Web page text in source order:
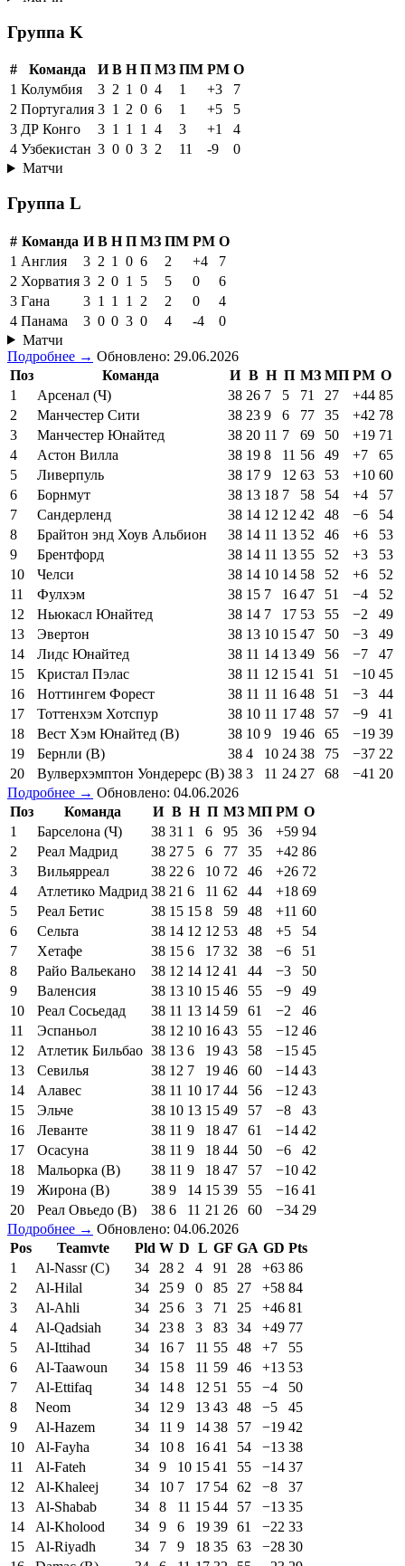
Группа K
# Команда И В Н П МЗ ПМ РМ О
1 Колумбия 3 2 1 0 4 1 +3
7
2 Португалия 3 1 2 0 6 1 +5
5
3 ДР Конго 3 1 1 1 4 3 +1
4
4 Узбекистан 3 0 0 3 2 11 -9
0
Матчи
Группа L
# Команда И В Н П МЗ ПМ РМ О
1 Англия 3 2 1 0 6 2 +4
7
2 Хорватия 3 2 0 1 5 5 0
6
3 Гана 3 1 1 1 2 2 0
4
4 Панама 3 0 0 3 0 4 -4
0
Матчи
Подробнее → Обновлено: 29.06.2026
Поз
Команда И В Н П МЗ МП РМ О
1
Арсенал (Ч) 38 26 7 5 71 27 +44 85
2
Манчестер Сити 38 23 9 6 77 35 +42 78
3
Манчестер Юнайтед 38 20 11 7 69 50 +19 71
4
Астон Вилла 38 19 8 11 56 49 +7
65
5
Ливерпуль 38 17 9 12 63 53 +10 60
6
Борнмут 38 13 18 7 58 54 +4
57
7
Сандерленд 38 14 12 12 42 48 −6
54
8
Брайтон энд Хоув Альбион 38 14 11 13 52 46 +6
53
9
Брентфорд 38 14 11 13 55 52 +3
53
10
Челси 38 14 10 14 58 52 +6
52
11
Фулхэм 38 15 7 16 47 51 −4
52
12
Ньюкасл Юнайтед 38 14 7 17 53 55 −2
49
13
Эвертон 38 13 10 15 47 50 −3
49
14
Лидс Юнайтед 38 11 14 13 49 56 −7
47
15
Кристал Пэлас 38 11 12 15 41 51 −10 45
16
Ноттингем Форест 38 11 11 16 48 51 −3
44
17
Тоттенхэм Хотспур 38 10 11 17 48 57 −9
41
18
Вест Хэм Юнайтед (В) 38 10 9 19 46 65 −19 39
19
Бернли (В) 38 4 10 24 38 75 −37 22
20
Вулверхэмптон Уондерерс (В) 38 3 11 24 27 68 −41 20
Подробнее → Обновлено: 04.06.2026
Поз
Команда И В Н П МЗ МП РМ О
1
Барселона (Ч) 38 31 1 6 95 36 +59 94
2
Реал Мадрид 38 27 5 6 77 35 +42 86
3
Вильярреал 38 22 6 10 72 46 +26 72
4
Атлетико Мадрид 38 21 6 11 62 44 +18 69
5
Реал Бетис 38 15 15 8 59 48 +11 60
6
Сельта 38 14 12 12 53 48 +5
54
7
Хетафе 38 15 6 17 32 38 −6
51
8
Райо Вальекано 38 12 14 12 41 44 −3
50
9
Валенсия 38 13 10 15 46 55 −9
49
10
Реал Сосьедад 38 11 13 14 59 61 −2
46
11
Эспаньол 38 12 10 16 43 55 −12 46
12
Атлетик Бильбао 38 13 6 19 43 58 −15 45
13
Севилья 38 12 7 19 46 60 −14 43
14
Алавес 38 11 10 17 44 56 −12 43
15
Эльче 38 10 13 15 49 57 −8
43
16
Леванте 38 11 9 18 47 61 −14 42
17
Осасуна 38 11 9 18 44 50 −6
42
18
Мальорка (В) 38 11 9 18 47 57 −10 42
19
Жирона (В) 38 9 14 15 39 55 −16 41
20
Реал Овьедо (В) 38 6 11 21 26 60 −34 29
Подробнее → Обновлено: 04.06.2026
Pos
Teamvte Pld W D L GF GA GD Pts
1
Al-Nassr (C) 34 28 2 4 91 28 +63 86
2
Al-Hilal 34 25 9 0 85 27 +58 84
3
Al-Ahli 34 25 6 3 71 25 +46 81
4
Al-Qadsiah 34 23 8 3 83 34 +49 77
5
Al-Ittihad 34 16 7 11 55 48 +7
55
6
Al-Taawoun 34 15 8 11 59 46 +13 53
7
Al-Ettifaq 34 14 8 12 51 55 −4
50
8
Neom 34 12 9 13 43 48 −5
45
9
Al-Hazem 34 11 9 14 38 57 −19 42
10
Al-Fayha 34 10 8 16 41 54 −13 38
11
Al-Fateh 34 9 10 15 41 55 −14 37
12
Al-Khaleej 34 10 7 17 54 62 −8
37
13
Al-Shabab 34 8 11 15 44 57 −13 35
14
Al-Kholood 34 9 6 19 39 61 −22 33
15
Al-Riyadh 34 7 9 18 35 63 −28 30